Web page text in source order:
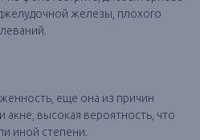
железы, плохого
еще она из причин
акне, высокая вероятность, что
иной степени.